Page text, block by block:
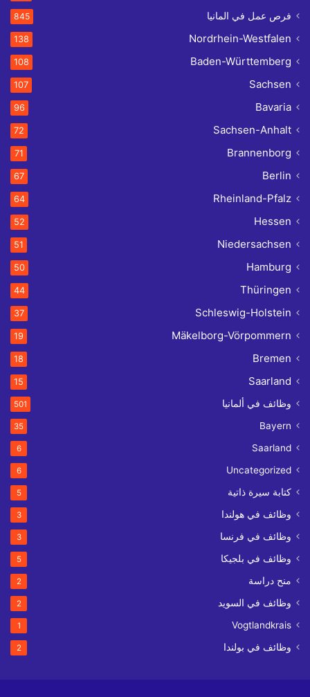
فرص عمل في المانيا 845
Nordrhein-Westfalen
138
Baden-Württemberg
108
Sachsen
107
Bavaria
96
Sachsen-Anhalt
72
Brannenborg
71
Berlin
67
Rheinland-Pfalz
64
Hessen
52
Niedersachsen
51
Hamburg
50
Thüringen
44
Schleswig-Holstein
37
Mäkelborg-Vörpommern
19
Bremen
18
Saarland
15
وظائف في ألمانيا 501
Bayern
35
Saarland
6
Uncategorized
6
كتابة سيرة ذاتية 5
وظائف في هولندا 3
وظائف في فرنسا 3
وظائف في بلجيكا 5
منح دراسة 2
وظائف في السويد 2
Vogtlandkrais
1
وظائف في بولندا 2